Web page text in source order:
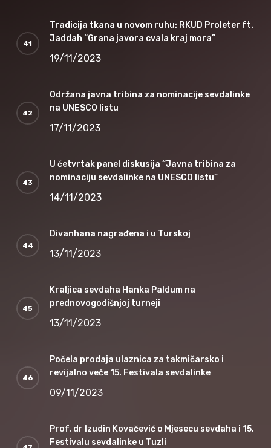
Tradicija tkana u novom ruhu: RKUD Proleter ft.
Jaddah “Grana javora cvala kraj mora”
19/11/2023
Održana javna tribina za nominacije sevdalinke
na UNESCO listu
17/11/2023
U četvrtak panel diskusija “Javna tribina za
nominaciju sevdalinke na UNESCO listu”
14/11/2023
Divanhana nagrađena i u Turskoj
13/11/2023
Kraljica sevdaha Hanka Paldum na
prednovogodišnjoj turneji
13/11/2023
Počela prodaja ulaznica za takmičarsko i
revijalno veče 15. Festivala sevdalinke
09/11/2023
Prof. dr Izudin Kovačević o Mjesecu sevdaha i 15.
Festivalu sevdalinke u Tuzli